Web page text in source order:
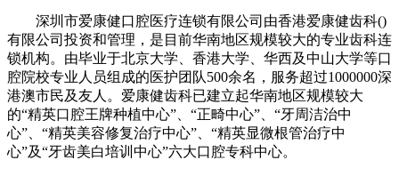
深圳市爱康健口腔医疗连锁有限公司由香港爱康健齿科()
有限公司投资和管理，是目前华南地区规模较大的专业齿科连
锁机构。由毕业于北京大学、香港大学、华西及中山大学等口
腔院校专业人员组成的医护团队500余名，服务超过1000000深
港澳市民及友人。爱康健齿科已建立起华南地区规模较大
的“精英口腔王牌种植中心”、“正畸中心”、“牙周洁治中
心”、“精英美容修复治疗中心”、“精英显微根管治疗中
心”及“牙齿美白培训中心”六大口腔专科中心。